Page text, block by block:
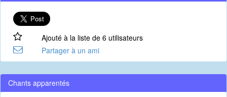
Ajouté à la liste de 6 utilisateurs
Partager à un ami
Chants apparentés